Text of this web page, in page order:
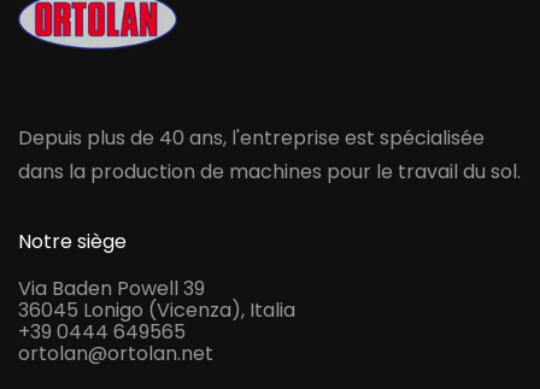
Depuis plus de 40 ans, l'entreprise est spécialisée
dans la production de machines pour le travail du sol.
Notre siège
Via Baden Powell 39
36045 Lonigo (Vicenza), Italia
+39 0444 649565
ortolan@ortolan.net